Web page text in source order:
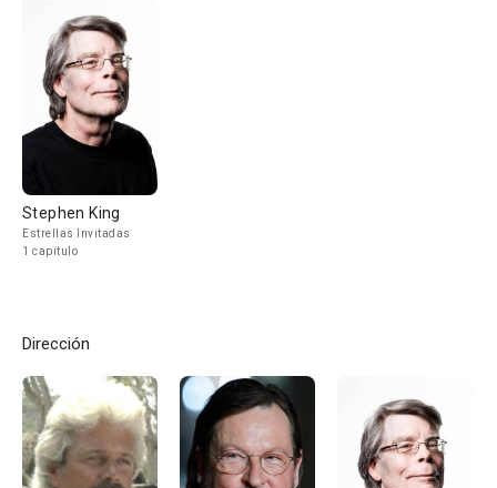
Stephen King
Estrellas Invitadas
1 capítulo
Dirección